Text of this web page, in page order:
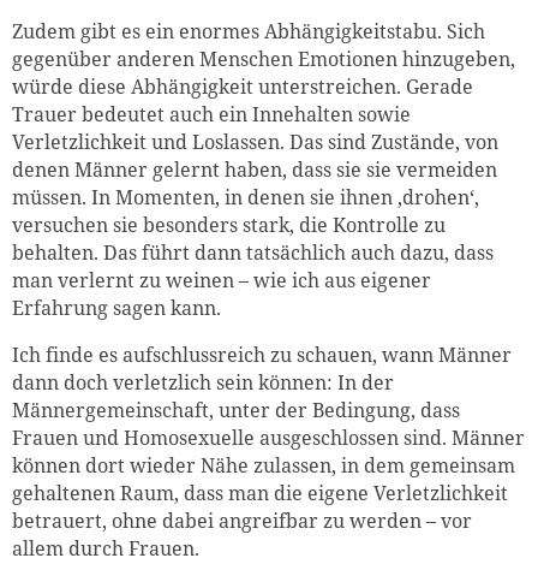
Zudem gibt es ein enormes Abhängigkeitstabu. Sich
gegenüber anderen Menschen Emotionen hinzugeben,
würde diese Abhängigkeit unterstreichen. Gerade
Trauer bedeutet auch ein Innehalten sowie
Verletzlichkeit und Loslassen. Das sind Zustände, von
denen Männer gelernt haben, dass sie sie vermeiden
müssen. In Momenten, in denen sie ihnen ‚drohen‘,
versuchen sie besonders stark, die Kontrolle zu
behalten. Das führt dann tatsächlich auch dazu, dass
man verlernt zu weinen – wie ich aus eigener
Erfahrung sagen kann.
Ich finde es aufschlussreich zu schauen, wann Männer
dann doch verletzlich sein können: In der
Männergemeinschaft, unter der Bedingung, dass
Frauen und Homosexuelle ausgeschlossen sind. Männer
können dort wieder Nähe zulassen, in dem gemeinsam
gehaltenen Raum, dass man die eigene Verletzlichkeit
betrauert, ohne dabei angreifbar zu werden – vor
allem durch Frauen.